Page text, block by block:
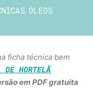
, ÓLEOS
ficha técnica bem
DE HORTELÃ
em PDF gratuita